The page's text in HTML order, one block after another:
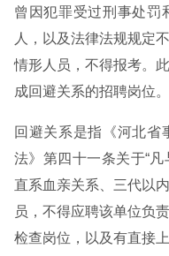
曾因犯罪受过刑事处罚
人，以及法律法规规定
情形人员，不得报考。
成回避关系的招聘岗位。
回避关系是指《河北省
法》第四十一条关于“凡
直系血亲关系、三代以
员，不得应聘该单位负
检查岗位，以及有直接